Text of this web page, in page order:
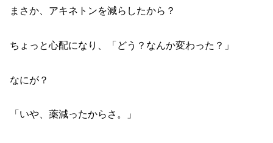
まさか、アキネトンを減らしたから？
ちょっと心配になり、「どう？なんか変わった？」
なにが？
「いや、薬減ったからさ。」